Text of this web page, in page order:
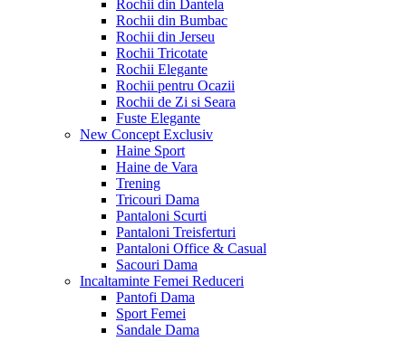
Rochii din Dantela
Rochii din Bumbac
Rochii din Jerseu
Rochii Tricotate
Rochii Elegante
Rochii pentru Ocazii
Rochii de Zi si Seara
Fuste Elegante
New Concept Exclusiv
Haine Sport
Haine de Vara
Trening
Tricouri Dama
Pantaloni Scurti
Pantaloni Treisferturi
Pantaloni Office & Casual
Sacouri Dama
Incaltaminte Femei Reduceri
Pantofi Dama
Sport Femei
Sandale Dama